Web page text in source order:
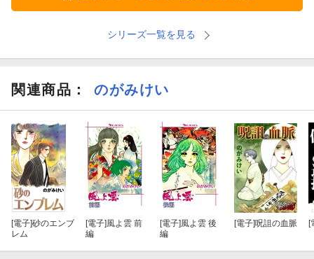
シリーズ一覧を見る
関連商品 ： のがみけい
[電子]砂のエンブ
レム
[電子]風よ雲 前
編
[電子]風よ雲 後
編
[電子]呪詛の血脈 [